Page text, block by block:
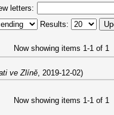
letters:
Results:
Now showing items 1-1 of 1
ve Zlíně, 2019-12-02)
Now showing items 1-1 of 1